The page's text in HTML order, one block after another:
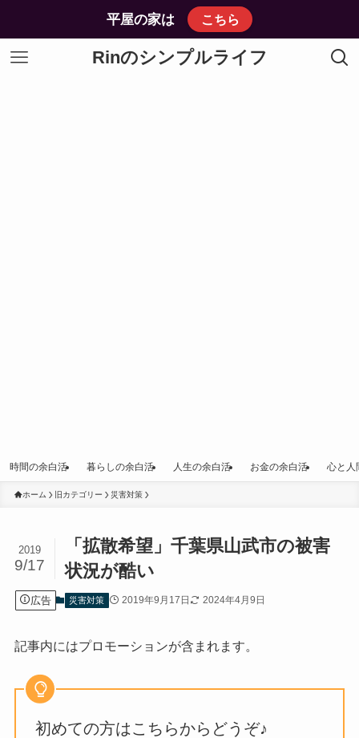
平屋の家は こちら
Rinのシンプルライフ
時間の余白活 暮らしの余白活 人生の余白活 お金の余白活 心と人
ホーム 旧カテゴリー 災害対策
「拡散希望」千葉県山武市の被害
状況が酷い
2019
9/17
広告 災害対策 2019年9月17日 2024年4月9日
記事内にはプロモーションが含まれます。
初めての方はこちらからどうぞ♪